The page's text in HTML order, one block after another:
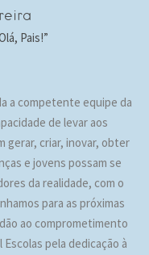
Pais!”
a competente equipe da
de levar aos
gerar, criar, inovar, obter
e jovens possam se
da realidade, com o
para as próximas
ao comprometimento
pela dedicação à